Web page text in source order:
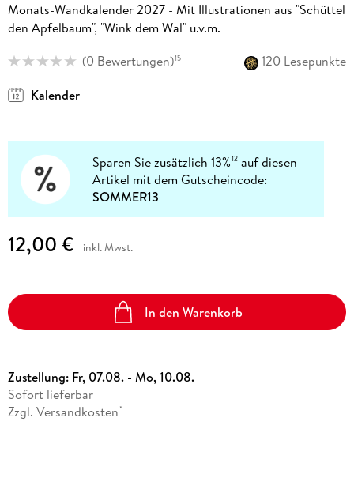
Monats-Wandkalender 2027 - Mit Illustrationen aus "Schüttel
den Apfelbaum", "Wink dem Wal" u.v.m.
(0 Bewertungen)15
120 Lesepunkte
Kalender
Sparen Sie zusätzlich 13%12 auf diesen
Artikel mit dem Gutscheincode:
SOMMER13
12,00 € inkl. Mwst.
In den Warenkorb
Zustellung: Fr, 07.08. - Mo, 10.08.
Sofort lieferbar
Zzgl. Versandkosten *